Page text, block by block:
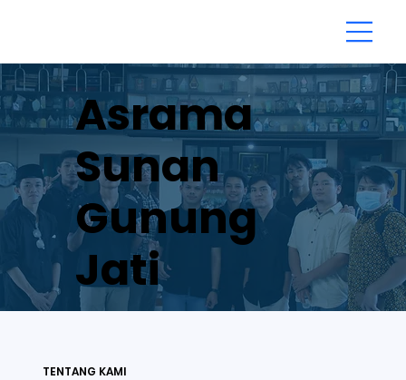
Asrama
Sunan
Gunung
Jati
TENTANG KAMI